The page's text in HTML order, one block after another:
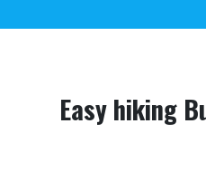
Easy hiking